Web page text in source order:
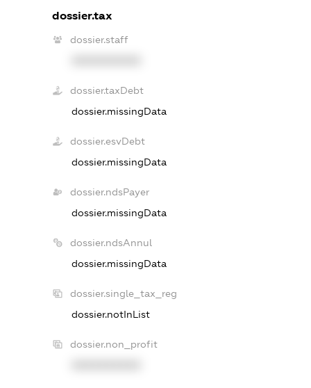
dossier.tax
dossier.staff
dossier.taxDebt
dossier.missingData
dossier.esvDebt
dossier.missingData
dossier.ndsPayer
dossier.missingData
dossier.ndsAnnul
dossier.missingData
dossier.single_tax_reg
dossier.notInList
dossier.non_profit